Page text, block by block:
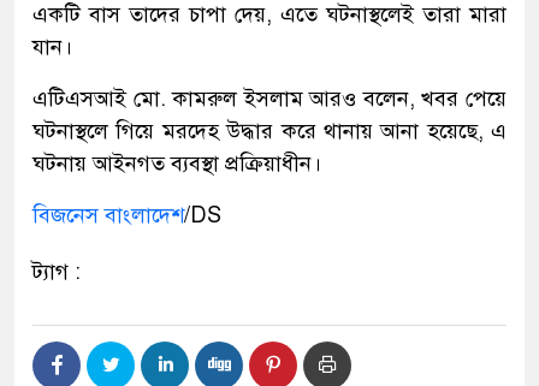
একটি বাস তাদের চাপা দেয়, এতে ঘটনাস্থলেই তারা মারা
যান।
এটিএসআই মো. কামরুল ইসলাম আরও বলেন, খবর পেয়ে
ঘটনাস্থলে গিয়ে মরদেহ উদ্ধার করে থানায় আনা হয়েছে, এ
ঘটনায় আইনগত ব্যবস্থা প্রক্রিয়াধীন।
বিজনেস বাংলাদেশ/DS
ট্যাগ :